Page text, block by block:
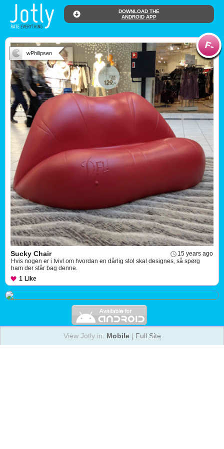
DOWNLOAD THE
ANDROID APP
wPhilipsen
15 years ago
Sucky Chair
Hvis nogen er i tvivl om hvordan en dårlig stol skal designes, så spørg
ham der står bag denne.
1 Like
View Jotly in: Mobile| Full Site